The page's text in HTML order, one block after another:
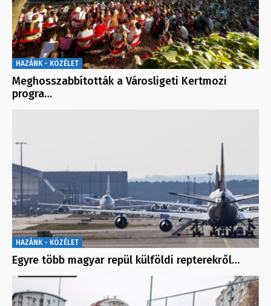
HAZÁNK - KÖZÉLET
Meghosszabbították a Városligeti Kertmozi
progra…
HAZÁNK - KÖZÉLET
Egyre több magyar repül külföldi repterekről…